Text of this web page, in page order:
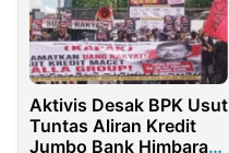
Aktivis Desak BPK Usut
Tuntas Aliran Kredit
Jumbo Bank Himbara